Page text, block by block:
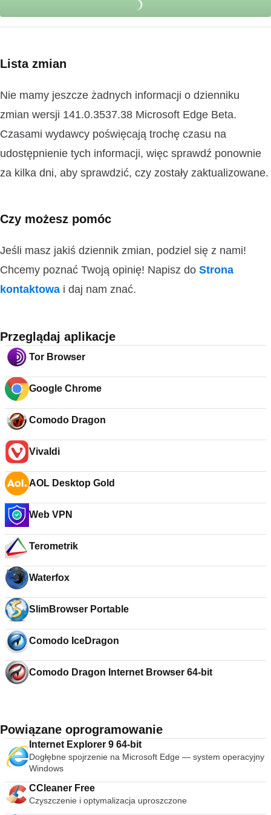
Lista zmian
Nie mamy jeszcze żadnych informacji o dzienniku
zmian wersji 141.0.3537.38 Microsoft Edge Beta.
Czasami wydawcy poświęcają trochę czasu na
udostępnienie tych informacji, więc sprawdź ponownie
za kilka dni, aby sprawdzić, czy zostały zaktualizowane.
Czy możesz pomóc
Jeśli masz jakiś dziennik zmian, podziel się z nami!
Chcemy poznać Twoją opinię! Napisz do Strona
kontaktowa i daj nam znać.
Przeglądaj aplikacje
Tor Browser
Google Chrome
Comodo Dragon
Vivaldi
AOL Desktop Gold
Web VPN
Terometrik
Waterfox
SlimBrowser Portable
Comodo IceDragon
Comodo Dragon Internet Browser 64-bit
Powiązane oprogramowanie
Internet Explorer 9 64-bit
Dogłębne spojrzenie na Microsoft Edge — system operacyjny
Windows
CCleaner Free
Czyszczenie i optymalizacja uproszczone